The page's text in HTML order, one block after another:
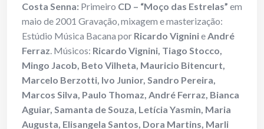
Costa Senna: Primeiro CD – “Moço das Estrelas” em
maio de 2001 Gravação, mixagem e masterização:
Estúdio Música Bacana por Ricardo VigninieAndré
Ferraz. Músicos: Ricardo Vignini, Tiago Stocco,
Mingo Jacob, Beto Vilheta, Mauricio Bitencurt,
Marcelo Berzotti, Ivo Junior, Sandro Pereira,
Marcos Silva, Paulo Thomaz, André Ferraz, Bianca
Aguiar, Samanta de Souza, Letícia Yasmin, Maria
Augusta, Elisangela Santos, Dora Martins, Marli